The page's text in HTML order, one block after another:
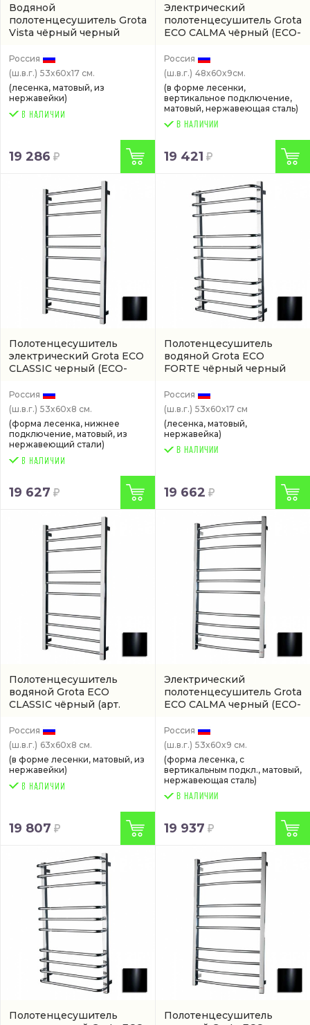
Водяной
полотенцесушитель Grota
Vista чёрный черный
Россия
(ш.в.г.) 53x60x17 см.
(лесенка, матовый, из
нержавейки)
19 286
Электрический
полотенцесушитель Grota
ECO CALMA чёрный (ECO-
Россия
(ш.в.г.) 48x60x9см.
(в форме лесенки,
вертикальное подключение,
матовый, нержавеющая сталь)
В НАЛИЧИИ
19 421
Полотенцесушитель
электрический Grota ECO
CLASSIC черный (ECO-
Россия
(ш.в.г.) 53x60x8 см.
(форма лесенка, нижнее
подключение, матовый, из
нержавеющий стали)
19 627
Полотенцесушитель
водяной Grota ECO
FORTE чёрный черный
W530600-BL)
Россия
(ш.в.г.) 53x60x17 см
(лесенка, матовый,
нержавейка)
В НАЛИЧИИ
19 662
Полотенцесушитель
водяной Grota ECO
CLASSIC чёрный (арт.
BL)
Россия
(ш.в.г.) 63x60x8 см.
(в форме лесенки, матовый, из
нержавейки)
19 807
Электрический
полотенцесушитель Grota
ECO CALMA черный (ECO-
Россия
(ш.в.г.) 53x60x9 см.
(форма лесенка, с
вертикальным подкл., матовый,
нержавеющая сталь)
В НАЛИЧИИ
19 937
Полотенцесушитель
Полотенцесушитель